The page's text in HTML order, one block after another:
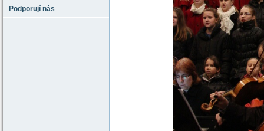
Podporují nás